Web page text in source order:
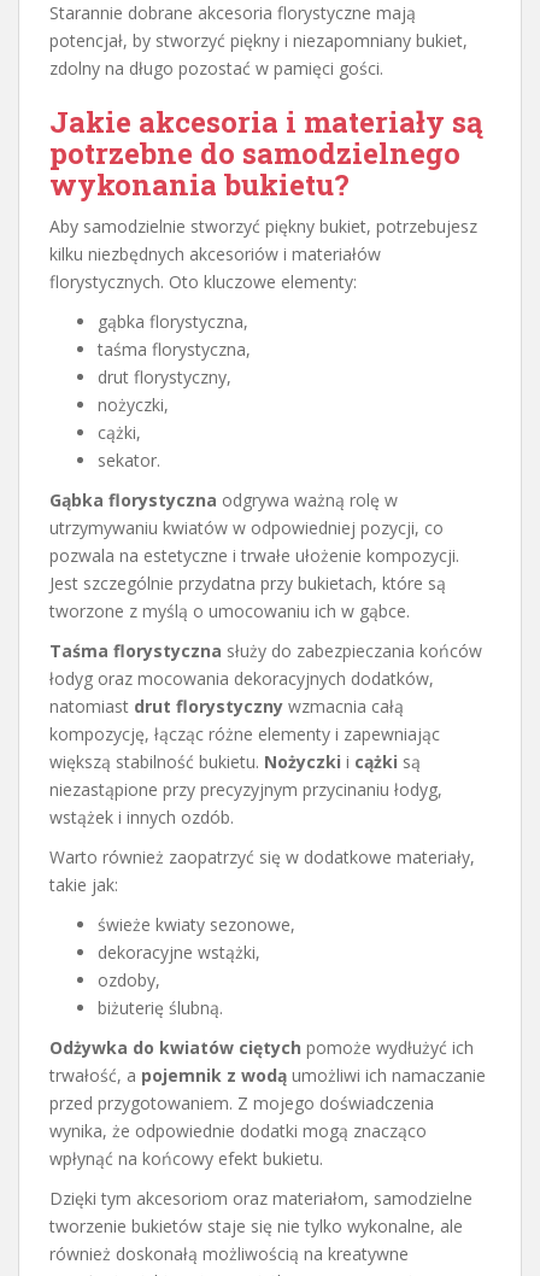
Starannie dobrane akcesoria florystyczne mają
potencjał, by stworzyć piękny i niezapomniany bukiet,
zdolny na długo pozostać w pamięci gości.
Jakie akcesoria i materiały są
potrzebne do samodzielnego
wykonania bukietu?
Aby samodzielnie stworzyć piękny bukiet, potrzebujesz
kilku niezbędnych akcesoriów i materiałów
florystycznych. Oto kluczowe elementy:
gąbka florystyczna,
taśma florystyczna,
drut florystyczny,
nożyczki,
cążki,
sekator.
Gąbka florystyczna odgrywa ważną rolę w
utrzymywaniu kwiatów w odpowiedniej pozycji, co
pozwala na estetyczne i trwałe ułożenie kompozycji.
Jest szczególnie przydatna przy bukietach, które są
tworzone z myślą o umocowaniu ich w gąbce.
Taśma florystyczna służy do zabezpieczania końców
łodyg oraz mocowania dekoracyjnych dodatków,
natomiast drut florystyczny wzmacnia całą
kompozycję, łącząc różne elementy i zapewniając
większą stabilność bukietu. Nożyczki i cążki są
niezastąpione przy precyzyjnym przycinaniu łodyg,
wstążek i innych ozdób.
Warto również zaopatrzyć się w dodatkowe materiały,
takie jak:
świeże kwiaty sezonowe,
dekoracyjne wstążki,
ozdoby,
biżuterię ślubną.
Odżywka do kwiatów ciętych pomoże wydłużyć ich
trwałość, a pojemnik z wodą umożliwi ich namaczanie
przed przygotowaniem. Z mojego doświadczenia
wynika, że odpowiednie dodatki mogą znacząco
wpłynąć na końcowy efekt bukietu.
Dzięki tym akcesoriom oraz materiałom, samodzielne
tworzenie bukietów staje się nie tylko wykonalne, ale
również doskonałą możliwością na kreatywne